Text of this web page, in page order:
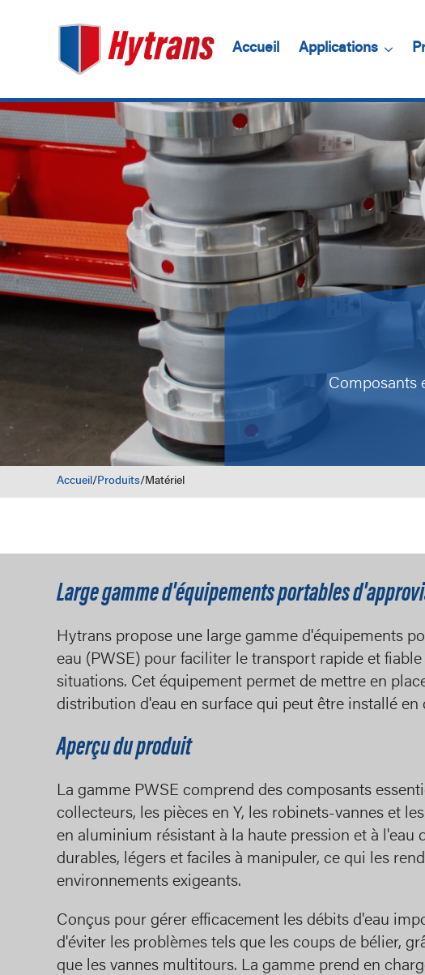
Accueil Applications
Composants
Accueil/Produits/Matériel
Large gamme d'équipements portables
Hytrans propose une large gamme d'équipements
eau (PWSE) pour faciliter le transport rapide et
situations. Cet équipement permet de mettre en
distribution d'eau en surface qui peut être installé en
Aperçu du produit
La gamme PWSE comprend des composants
collecteurs, les pièces en Y, les robinets-vannes et
en aluminium résistant à la haute pression et à l'eau
durables, légers et faciles à manipuler, ce qui les
environnements exigeants.
Conçus pour gérer efficacement les débits d'eau
d'éviter les problèmes tels que les coups de bélier,
que les vannes multitours. La gamme prend en